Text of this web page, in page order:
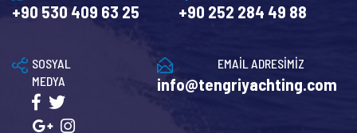
+90 530 409 63 25 +90 252 284 49 88
EMAİL ADRESİMİZ
info@tengriyachting.com
SOSYAL
MEDYA